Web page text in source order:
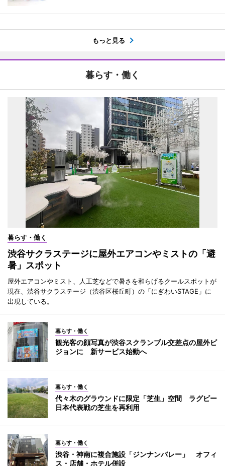
もっと見る
暮らす・働く
暮らす・働く
渋谷サクラステージに屋外エアコンやミストの「避
暑」スポット
屋外エアコンやミスト、人工芝などで暑さを和らげるクールスポットが
現在、渋谷サクラステージ（渋谷区桜丘町）の「にぎわいSTAGE」に
出現している。
暮らす・働く
観光客の顔写真が渋谷スクランブル交差点の屋外ビ
ジョンに 新サービス始動へ
暮らす・働く
代々木のグラウンドに限定「芝生」空間 ラグビー
日本代表戦の芝生を再利用
暮らす・働く
渋谷・神南に複合施設「ジンナンバレー」 オフィ
ス・店舗・ホテル併設